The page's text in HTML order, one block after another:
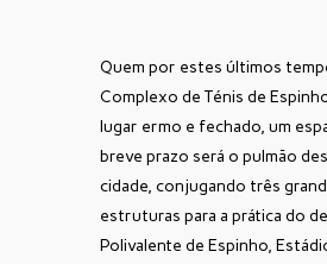
Quem por estes últimos
Complexo de Ténis de
lugar ermo e fechado, um
breve prazo será o pulmão
cidade, conjugando três
estruturas para a prática do
Polivalente de Espinho,